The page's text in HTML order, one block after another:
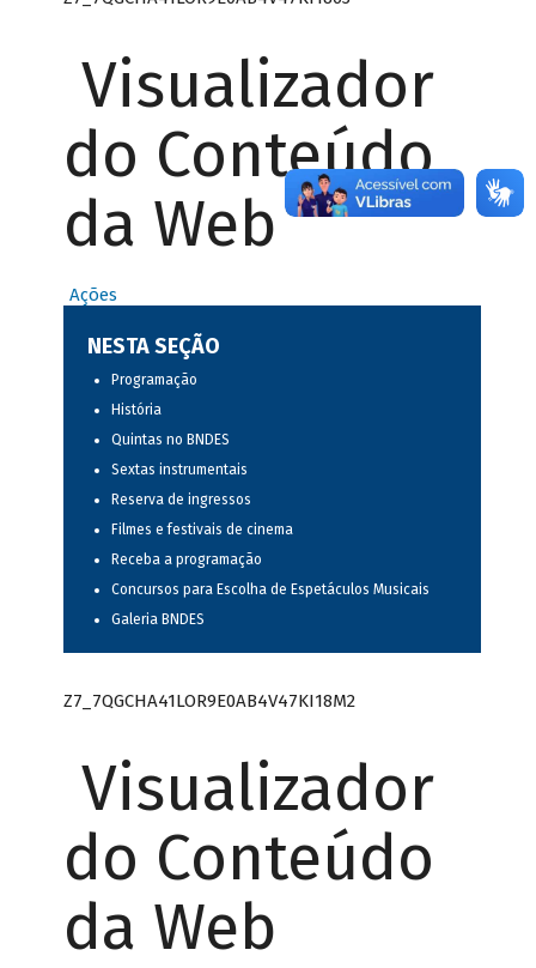
Visualizador
do Conteúdo
da Web
Ações
NESTA SEÇÃO
Programação
História
Quintas no BNDES
Sextas instrumentais
Reserva de ingressos
Filmes e festivais de cinema
Receba a programação
Concursos para Escolha de Espetáculos Musicais
Galeria BNDES
Z7_7QGCHA41LOR9E0AB4V47KI18M2
Visualizador
do Conteúdo
da Web